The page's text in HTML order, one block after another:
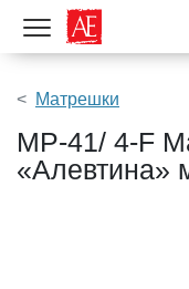
Показать меню
Матрешки
МР-41/ 4-F
«Алевтина»